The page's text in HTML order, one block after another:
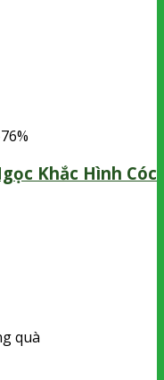
Khắc Hình Cóc
quà